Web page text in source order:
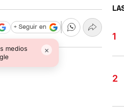
medios
×
+ Seguir en